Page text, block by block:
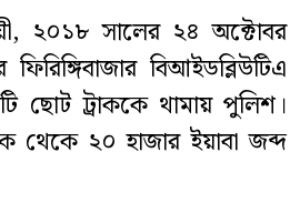
২০১৮ সালের ২৪ অক্টোবর
বিআইডব্লিউটিএ
ছোট ট্রাককে থামায় পুলিশ।
থেকে ২০ হাজার ইয়াবা জব্দ